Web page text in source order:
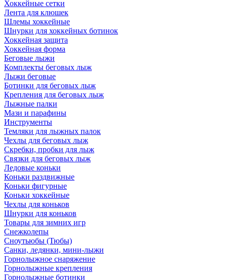
Хоккейные сетки
Лента для клюшек
Шлемы хоккейные
Шнурки для хоккейных ботинок
Хоккейная защита
Хоккейная форма
Беговые лыжи
Комплекты беговых лыж
Лыжи беговые
Ботинки для беговых лыж
Крепления для беговых лыж
Лыжные палки
Мази и парафины
Инструменты
Темляки для лыжных палок
Чехлы для беговых лыж
Скребки, пробки для лыж
Связки для беговых лыж
Ледовые коньки
Коньки раздвижные
Коньки фигурные
Коньки хоккейные
Чехлы для коньков
Шнурки для коньков
Товары для зимних игр
Снежколепы
Сноутьюбы (Тюбы)
Санки, ледянки, мини-лыжи
Горнолыжное снаряжение
Горнолыжные крепления
Горнолыжные ботинки